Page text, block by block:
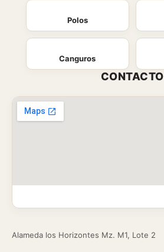
Polos
Canguros
CONTACTO
Alameda los Horizontes Mz. M1, Lote 2